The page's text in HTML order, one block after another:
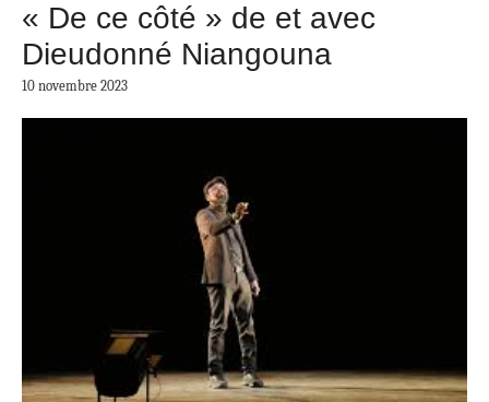
« De ce côté » de et avec
Dieudonné Niangouna
10 novembre 2023